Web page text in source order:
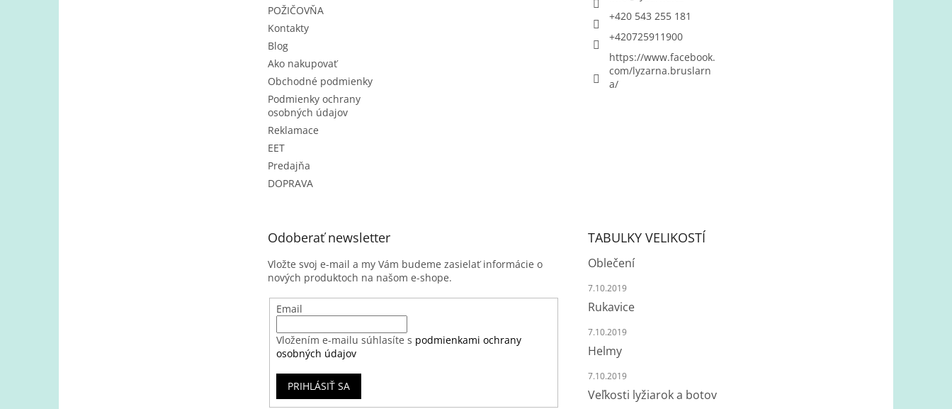
POŽIČOVŇA
Kontakty
Blog
Ako nakupovať
Obchodné podmienky
Podmienky ochrany
osobných údajov
Reklamace
EET
Predajňa
DOPRAVA
+420 543 255 181
+420725911900
https://www.facebook.
com/lyzarna.bruslarn
a/
Odoberať newsletter
Vložte svoj e-mail a my Vám budeme zasielať informácie o
nových produktoch na našom e-shope.
Email
Vložením e-mailu súhlasíte s podmienkami ochrany
osobných údajov
PRIHLÁSIŤ SA
TABULKY VELIKOSTÍ
Oblečení
7.10.2019
Rukavice
7.10.2019
Helmy
7.10.2019
Veľkosti lyžiarok a botov